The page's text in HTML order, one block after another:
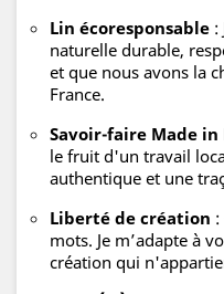
Lin écoresponsable :
naturelle durable,
et que nous avons la
France.
Savoir-faire Made in
le fruit d'un travail
authentique et une
Liberté de création
mots. Je m’adapte à
création qui